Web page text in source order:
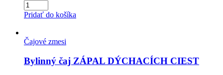
Pridať do košíka
Čajové zmesi
Bylinný čaj ZÁPAL DÝCHACÍCH CIEST